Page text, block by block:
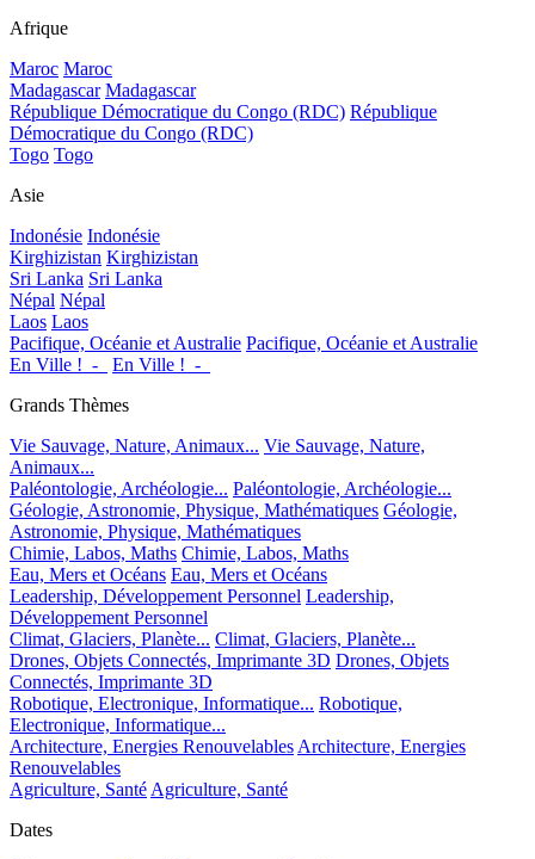
Afrique
Maroc Maroc
Madagascar Madagascar
République Démocratique du Congo (RDC) République
Démocratique du Congo (RDC)
Togo Togo
Asie
Indonésie Indonésie
Kirghizistan Kirghizistan
Sri Lanka Sri Lanka
Népal Népal
Laos Laos
Pacifique, Océanie et Australie Pacifique, Océanie et Australie
En Ville !_-_
En Ville !_-_
Grands Thèmes
Vie Sauvage, Nature, Animaux... Vie Sauvage, Nature,
Animaux...
Paléontologie, Archéologie... Paléontologie, Archéologie...
Géologie, Astronomie, Physique, Mathématiques Géologie,
Astronomie, Physique, Mathématiques
Chimie, Labos, Maths Chimie, Labos, Maths
Eau, Mers et Océans Eau, Mers et Océans
Leadership, Développement Personnel Leadership,
Développement Personnel
Climat, Glaciers, Planète... Climat, Glaciers, Planète...
Drones, Objets Connectés, Imprimante 3D Drones, Objets
Connectés, Imprimante 3D
Robotique, Electronique, Informatique... Robotique,
Electronique, Informatique...
Architecture, Energies RenouvelablesArchitecture, Energies
Renouvelables
Agriculture, SantéAgriculture, Santé
Dates